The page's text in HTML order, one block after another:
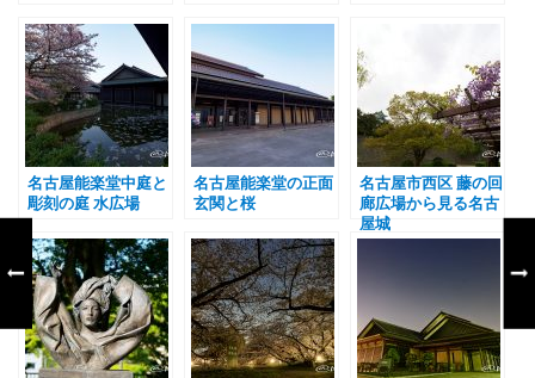
名古屋能楽堂中庭と
彫刻の庭 水広場
名古屋能楽堂の正面
玄関と桜
名古屋市西区 藤の回
廊広場から見る名古
屋城